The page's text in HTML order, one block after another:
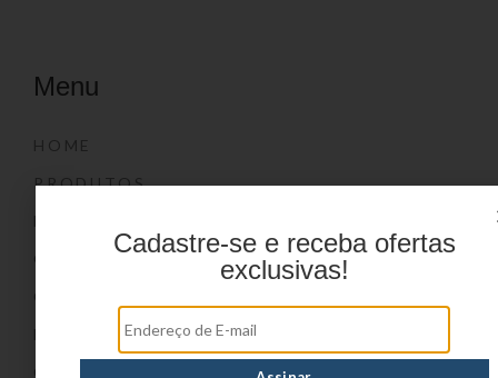
Menu
HOME
PRODUTOS
ONDE COMPRAR
Cadastre-se e receba ofertas
exclusivas!